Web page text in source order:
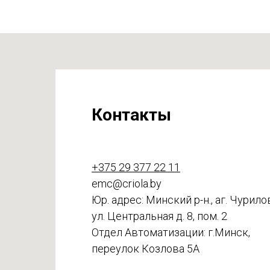
Контакты
+375 29 377 22 11
emc@criola.by
Юр. адрес: Минский р-н., аг.
ул. Центральная д. 8, пом. 2
Отдел Автоматизации: г.Минск,
переулок Козлова 5А